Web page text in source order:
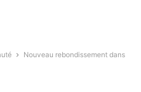
Nouveau rebondissement dans